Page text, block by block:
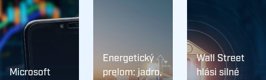
Microsoft
Energetický
prelom: jadro,
Wall Street
hlási silné